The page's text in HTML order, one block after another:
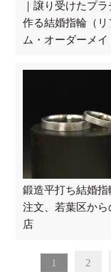
｜譲り受けたプ
作る結婚指輪（リ
ム・オーダーメイ
鍛造平打ち結婚指
注文、若葉区から
店
1 2